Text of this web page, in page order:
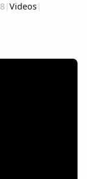
| Videos|